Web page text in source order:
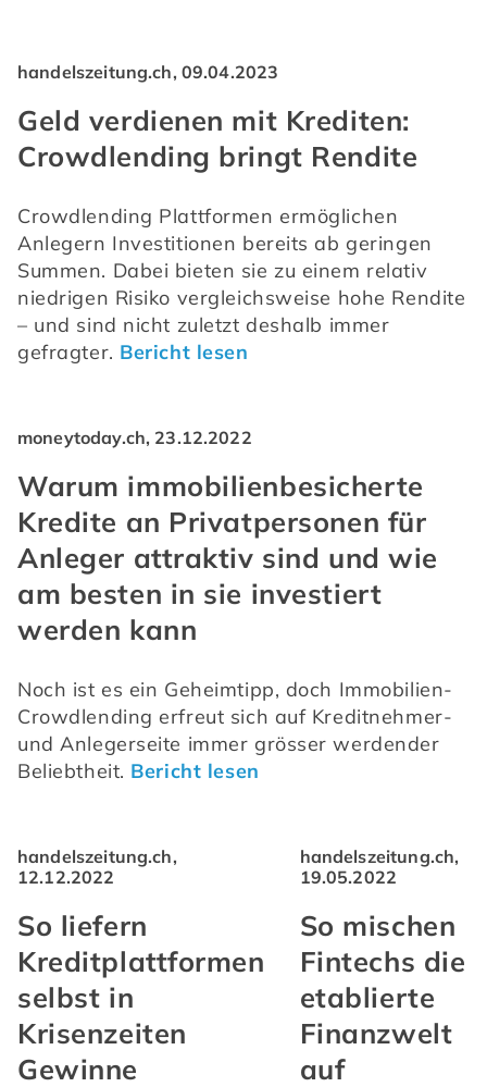
handelszeitung.ch, 09.04.2023
Geld verdienen mit Krediten:
Crowdlending bringt Rendite
Crowdlending Plattformen ermöglichen
Anlegern Investitionen bereits ab geringen
Summen. Dabei bieten sie zu einem relativ
niedrigen Risiko vergleichsweise hohe Rendite
– und sind nicht zuletzt deshalb immer
gefragter. Bericht lesen
moneytoday.ch, 23.12.2022
Warum immobilienbesicherte
Kredite an Privatpersonen für
Anleger attraktiv sind und wie
am besten in sie investiert
werden kann
Noch ist es ein Geheimtipp, doch Immobilien-
Crowdlending erfreut sich auf Kreditnehmer-
und Anlegerseite immer grösser werdender
Beliebtheit. Bericht lesen
handelszeitung.ch,
12.12.2022
So liefern
Kreditplattformen
selbst in
Krisenzeiten
Gewinne
handelszeitung.ch,
19.05.2022
So mischen
Fintechs die
etablierte
Finanzwelt
auf